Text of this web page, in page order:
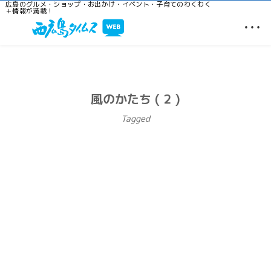
広島のグルメ・ショップ・お出かけ・イベント・子育てのわくわく
＋情報が満載！
…
風のかたち ( 2 )
Tagged